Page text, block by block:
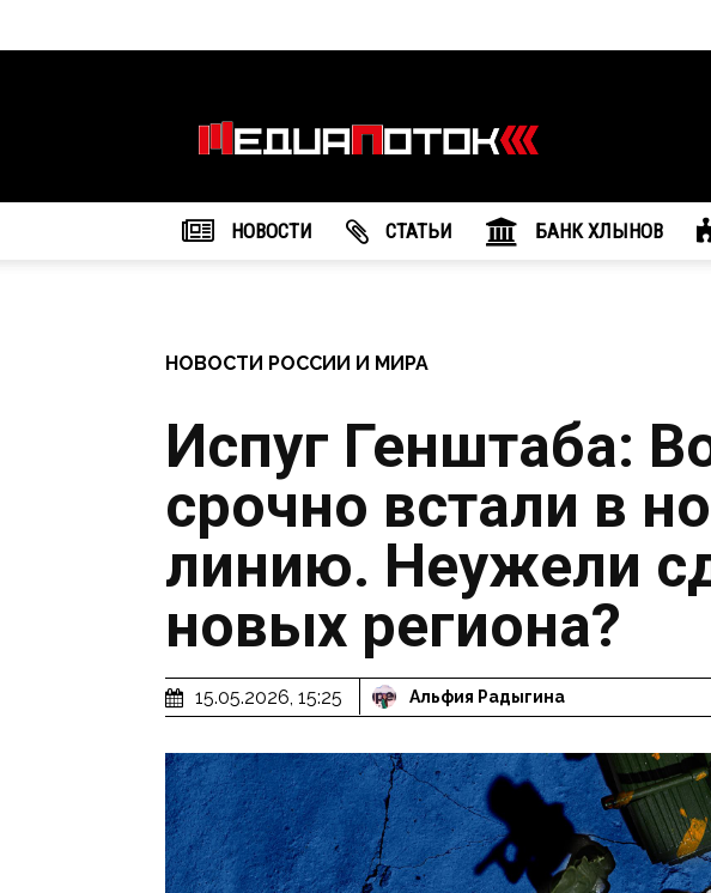
агентство
"МедиаПоток"
НОВОСТИ CТАТЬИ БАНК ХЛЫНОВ
НОВОСТИ РОССИИ И МИРА
Испуг Генштаба:
срочно встали в
линию. Неужели
новых региона?
15.05.2026, 15:25 Альфия Радыгина